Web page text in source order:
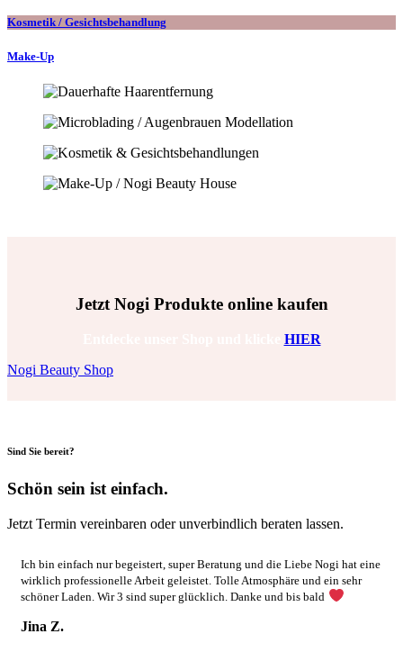
Kosmetik / Gesichtsbehandlung
Make-Up
Jetzt Nogi Produkte online kaufen
HIER
Nogi Beauty Shop
Sind Sie bereit?
Schön sein ist einfach.
Jetzt Termin vereinbaren oder unverbindlich beraten lassen.
Ich bin einfach nur begeistert, super Beratung und die Liebe Nogi hat eine
wirklich professionelle Arbeit geleistet. Tolle Atmosphäre und ein sehr
schöner Laden. Wir 3 sind super glücklich. Danke und bis bald
Jina Z.